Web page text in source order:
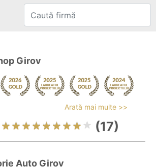
Girov
Arată mai multe >>
(17)
Auto Girov